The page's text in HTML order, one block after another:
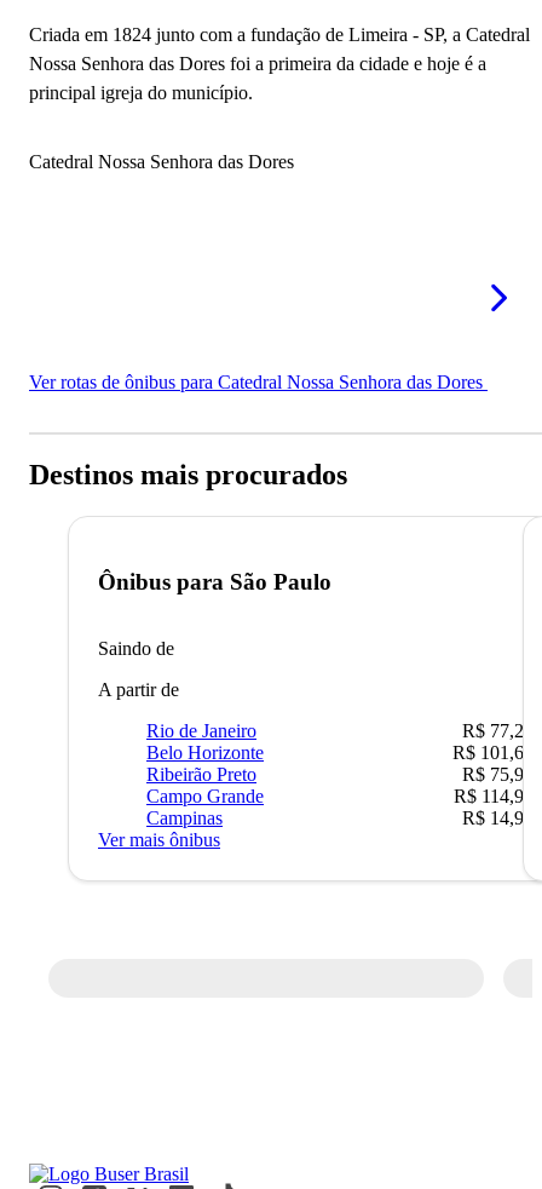
Criada em 1824 junto com a fundação de Limeira - SP, a Catedral
Nossa Senhora das Dores foi a primeira da cidade e hoje é a
principal igreja do município.
Catedral Nossa Senhora das Dores
Ver rotas de ônibus para Catedral Nossa Senhora das Dores
Destinos mais procurados
Ônibus para São Paulo
Saindo de
A partir de
Rio de Janeiro
R$ 77,22
Belo Horizonte
R$ 101,67
Ribeirão Preto
R$ 75,90
Campo Grande
R$ 114,90
Campinas
R$ 14,90
Ver mais ônibus